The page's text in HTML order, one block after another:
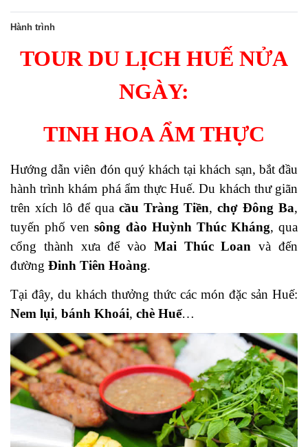
Hành trình
TOUR DU LỊCH HUẾ NỬA
NGÀY:
TINH HOA ẨM THỰC
Hướng dẫn viên đón quý khách tại khách sạn, bắt đầu
hành trình khám phá ẩm thực Huế. Du khách thư giãn
trên xích lô để qua cầu Tràng Tiền, chợ Đông Ba,
tuyến phố vensông đào Huỳnh Thúc Kháng, qua
cổng thành xưa đểvào Mai Thúc Loan và đến
đường Đinh Tiên Hoàng.
Tại đây, du khách thưởng thức các món đặc sản Huế:
Nem lụi, bánh Khoái, chè Huế…